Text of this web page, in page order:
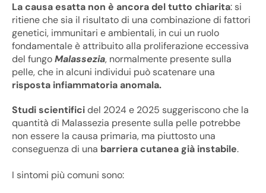
La causa esatta non è ancora del tutto chiarita: si
ritiene che sia il risultato di una combinazione di fattori
genetici, immunitari e ambientali, in cui un ruolo
fondamentale è attribuito alla proliferazione eccessiva
del fungoMalassezia, normalmente presente sulla
pelle, che in alcuni individui può scatenare una
risposta infiammatoria anomala.
Studi scientificidel 2024 e 2025 suggeriscono che la
quantità di Malassezia presente sulla pelle potrebbe
non essere la causa primaria, ma piuttosto una
conseguenza di una barriera cutanea già instabile.
I sintomi più comuni sono: